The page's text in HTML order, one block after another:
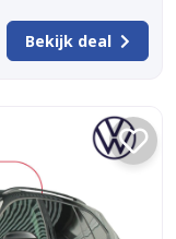
Bekijk deal